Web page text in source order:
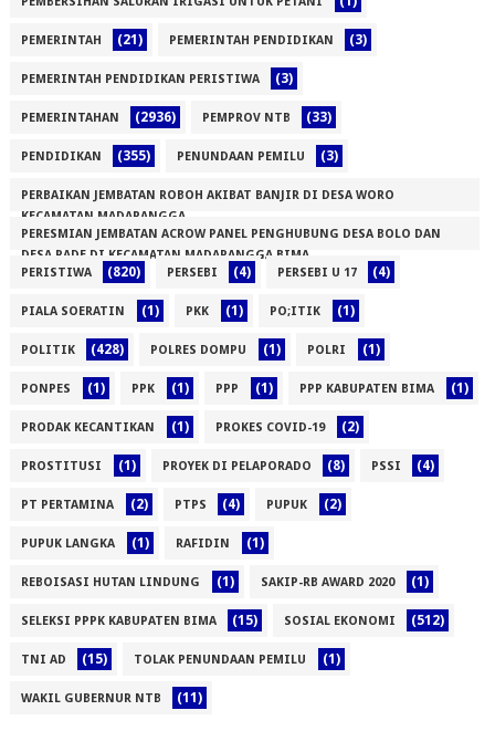
(1)
PEMERINTAH (21) PEMERINTAH PENDIDIKAN (3)
PEMERINTAH PENDIDIKAN PERISTIWA (3)
PEMERINTAHAN (2936) PEMPROV NTB (33)
PENDIDIKAN (355) PENUNDAAN PEMILU (3)
PERBAIKAN JEMBATAN ROBOH AKIBAT BANJIR DI DESA WORO
KECAMATAN MADAPANGGA
(1)PERESMIAN JEMBATAN ACROW PANEL PENGHUBUNG DESA BOLO DAN
DESA RADE DI KECAMATAN MADAPANGGA BIMA
(1)PERISTIWA (820) PERSEBI (4) PERSEBI U 17 (4)
PIALA SOERATIN (1) PKK (1) PO;ITIK (1)
POLITIK (428) POLRES DOMPU (1) POLRI (1)
PONPES (1) PPK (1) PPP (1) PPP KABUPATEN BIMA (1)
PRODAK KECANTIKAN (1) PROKES COVID-19 (2)
PROSTITUSI (1) PROYEK DI PELAPORADO (8) PSSI (4)
PT PERTAMINA (2) PTPS (4) PUPUK (2)
PUPUK LANGKA (1) RAFIDIN (1)
REBOISASI HUTAN LINDUNG (1) SAKIP-RB AWARD 2020 (1)
SELEKSI PPPK KABUPATEN BIMA (15) SOSIAL EKONOMI (512)
TNI AD (15) TOLAK PENUNDAAN PEMILU (1)
WAKIL GUBERNUR NTB (11)